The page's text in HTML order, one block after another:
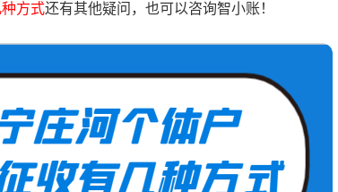
方式还有其他疑问，也可以咨询智小账！